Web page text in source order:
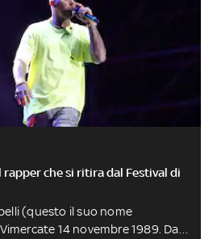
rapper che si ritira dal Festival di
(questo il suo nome
14 novembre 1989. Dagli